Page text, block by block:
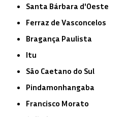
Santa Bárbara d'Oeste
Ferraz de Vasconcelos
Bragança Paulista
Itu
São Caetano do Sul
Pindamonhangaba
Francisco Morato